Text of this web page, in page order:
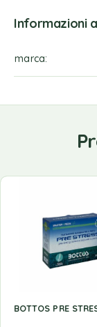
Informazioni
marca
BOTTOS PRE